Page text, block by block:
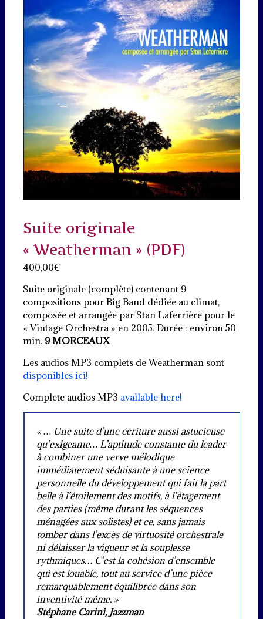
Suite originale
« Weatherman » (PDF)
400,00€
Suite originale (complète) contenant 9
compositions pour Big Band dédiée au climat,
composée et arrangée par Stan Laferrière pour le
« Vintage Orchestra » en 2005. Durée : environ 50
min. 9 MORCEAUX
Les audios MP3 complets de Weatherman sont
disponibles ici!
Complete audios MP3 available here!
« … Une suite d’une écriture aussi astucieuse
qu’exigeante… L’aptitude constante du leader
à combiner une verve mélodique
immédiatement séduisante à une science
personnelle du développement qui fait la part
belle à l’étoilement des motifs, à l’étagement
des parties (même durant les séquences
ménagées aux solistes) et ce, sans jamais
tomber dans l’excès de virtuosité orchestrale
ni délaisser la vigueur et la souplesse
rythmiques… C’est la cohésion d’ensemble
qui est louable, tout au service d’une pièce
remarquablement équilibrée dans son
inventivité même. »
Stéphane Carini, Jazzman